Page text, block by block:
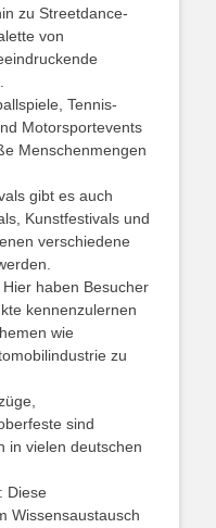
zu Streetdance-
von
Tennis-
Motorsportevents
Menschenmengen
gibt es auch
Kunstfestivals und
verschiedene
haben Besucher
kennenzulernen
wie
zu
sind
in vielen deutschen
Diese
Wissensaustausch